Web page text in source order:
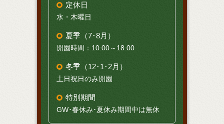
定休日
水・木曜日
夏季（7･8月）
開園時間：10:00～18:00
冬季（12･1･2月）
土日祝日のみ開園
特別期間
GW･春休み･夏休み期間中は無休